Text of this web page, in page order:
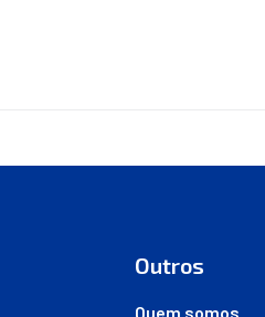
Outros
Quem somos